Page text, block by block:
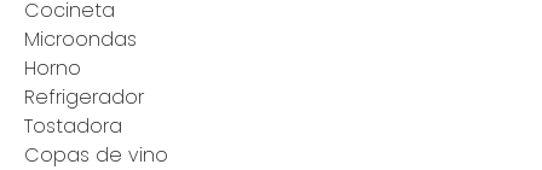
Cocineta
Microondas
Horno
Refrigerador
Tostadora
Copas de vino